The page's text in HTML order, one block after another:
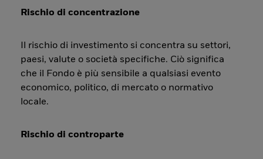
Rischio di concentrazione
Il rischio di investimento si concentra su settori,
paesi, valute o società specifiche. Ciò significa
che il Fondo è più sensibile a qualsiasi evento
economico, politico, di mercato o normativo
locale.
Rischio di controparte